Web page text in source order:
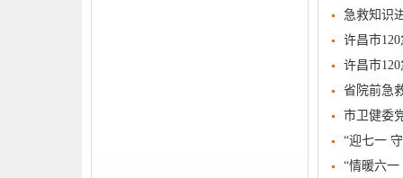
急救知识
许昌市
许昌市
省院前急
市卫健委
“迎七一
“情暖六